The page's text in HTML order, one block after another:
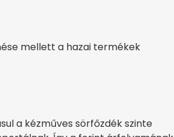
mellett a hazai termékek
a kézműves sörfőzdék szinte